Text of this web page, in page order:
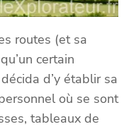
routes (et sa
certain
d’y établir sa
où se sont
tableaux de